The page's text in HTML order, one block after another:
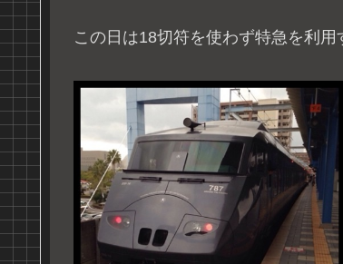
この日は18切符を使わず特急を利用